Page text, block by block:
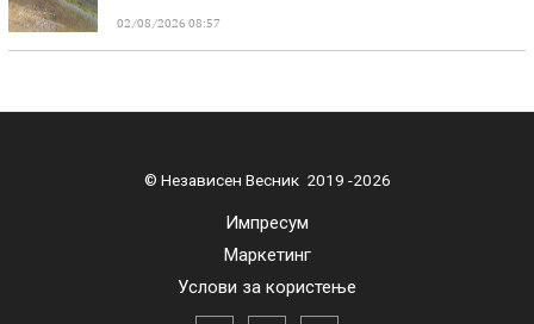
02/08/2026 08:57
© Независен Весник 2019 -2026
Импресум
Маркетинг
Услови за користење